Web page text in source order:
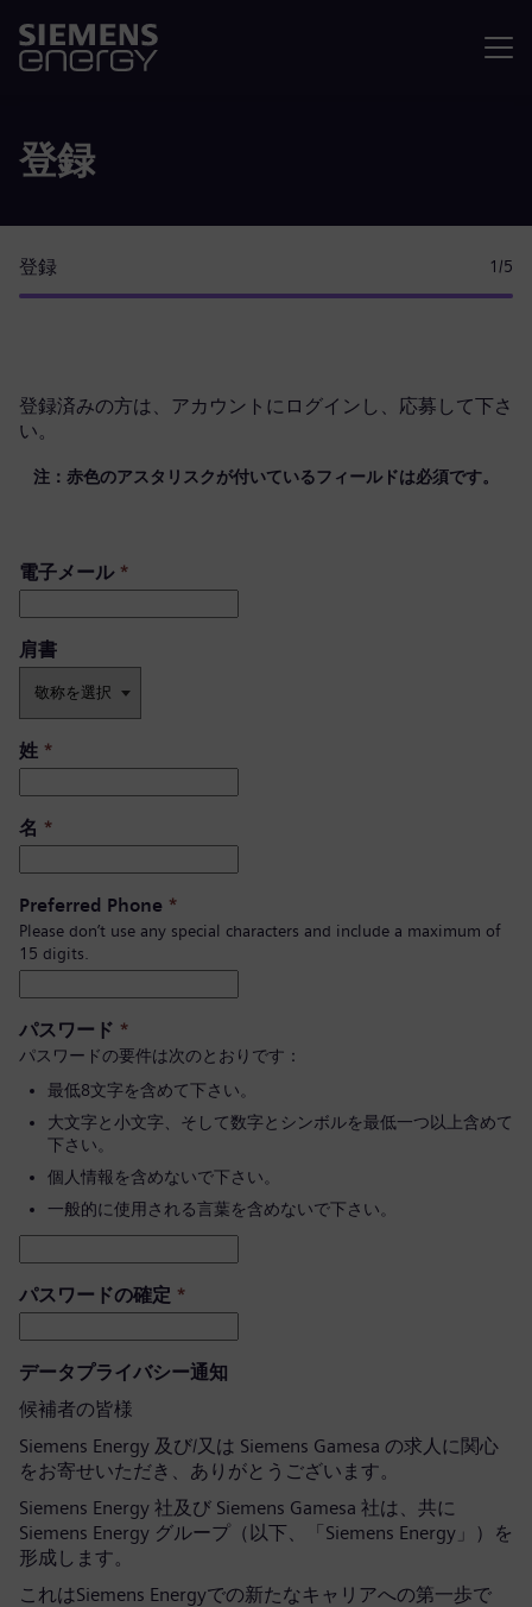
登録
登録 1 /5
登録済みの方は、 アカウントにログイン し、応募して下さ
い。
注：赤色のアスタリスクが付いているフィールドは必須です。
電子メール*
肩書 ​
姓 *
名 *
Preferred Phone *
Please don’t use any special characters and include a maximum of
15 digits.
パスワード *
パスワードの要件は次のとおりです：
最低8文字を含めて下さい。
大文字と小文字、そして数字とシンボルを最低一つ以上含めて
下さい。
個人情報を含めないで下さい。
一般的に使用される言葉を含めないで下さい。
パスワードの確定 *
データプライバシー通知
候補者の皆様
Siemens Energy 及び/又は Siemens Gamesa の求人に関心
をお寄せいただき、ありがとうございます。
Siemens Energy 社及び Siemens Gamesa 社は、共に
Siemens Energy グループ（以下、「Siemens Energy」）を
形成します。
これはSiemens Energyでの新たなキャリアへの第一歩で